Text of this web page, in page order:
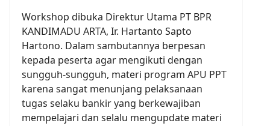
Workshop dibuka Direktur Utama PT BPR
KANDIMADU ARTA, Ir. Hartanto Sapto
Hartono. Dalam sambutannya berpesan
kepada peserta agar mengikuti dengan
sungguh-sungguh, materi program APU PPT
karena sangat menunjang pelaksanaan
tugas selaku bankir yang berkewajiban
mempelajari dan selalu mengupdate materi